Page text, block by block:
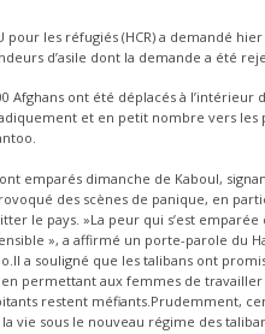
pour les réfugiés (HCR) a demandé
d’asile dont la demande a été
Afghans ont été déplacés à
et en petit nombre vers les
emparés dimanche de Kaboul,
des scènes de panique, en
le pays. »La peur qui s’est
», a affirmé un porte-parole du
a souligné que les talibans ont
permettant aux femmes de travailler
restent méfiants.Prudemment,
vie sous le nouveau régime des